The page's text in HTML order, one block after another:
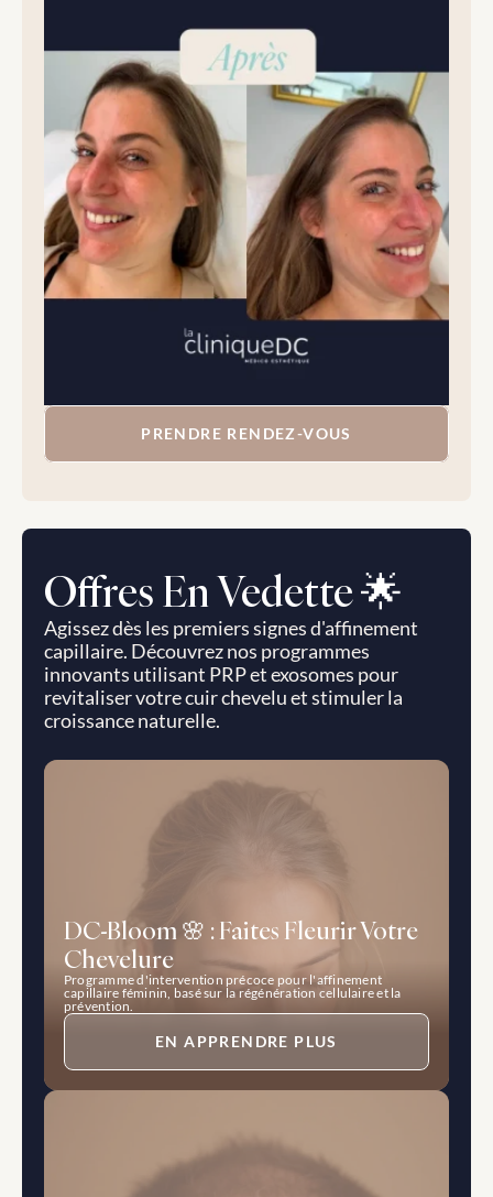
PRENDRE RENDEZ-VOUS
Offres En Vedette 🌟
Agissez dès les premiers signes d'affinement
capillaire. Découvrez nos programmes
innovants utilisant PRP et exosomes pour
revitaliser votre cuir chevelu et stimuler la
croissance naturelle.
Programme d'intervention précoce pour l'affinement
capillaire féminin, basé sur la régénération cellulaire et la
prévention.
DC-Bloom 🌸 : Faites Fleurir Votre
Chevelure
EN APPRENDRE PLUS